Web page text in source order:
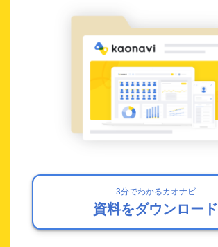
3分でわかるカオナビ
資料をダウンロード